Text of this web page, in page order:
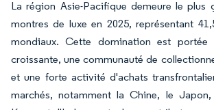
La région Asie-Pacifique demeure le plus
montres de luxe en 2025, représentant
mondiaux. Cette domination est portée
croissante, une communauté de
et une forte activité d'achats
marchés, notamment la Chine, le Japon,